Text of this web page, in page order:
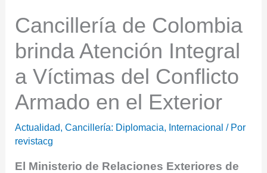
Cancillería de Colombia
brinda Atención Integral
a Víctimas del Conflicto
Armado en el Exterior
Actualidad,Cancillería: Diplomacia, Internacional / Por
revistacg
El Ministerio de Relaciones Exteriores de